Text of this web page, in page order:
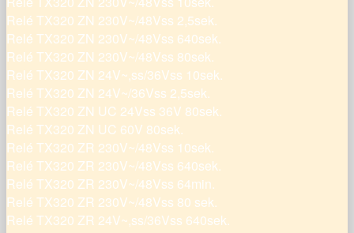
Relé TX320 ZN 230V~/48Vss 2,5sek.
Relé TX320 ZN 230V~/48Vss 640sek.
Relé TX320 ZN 230V~/48Vss 80sek.
Relé TX320 ZN 24V~,ss/36Vss 10sek.
Relé TX320 ZN 24V~/36Vss 2,5sek.
Relé TX320 ZN UC 24Vss 36V 80sek.
Relé TX320 ZN UC 60V 80sek.
Relé TX320 ZR 230V~/48Vss 10sek.
Relé TX320 ZR 230V~/48Vss 640sek.
Relé TX320 ZR 230V~/48Vss 64min.
Relé TX320 ZR 230V~/48Vss 80 sek.
Relé TX320 ZR 24V~,ss/36Vss 640sek.